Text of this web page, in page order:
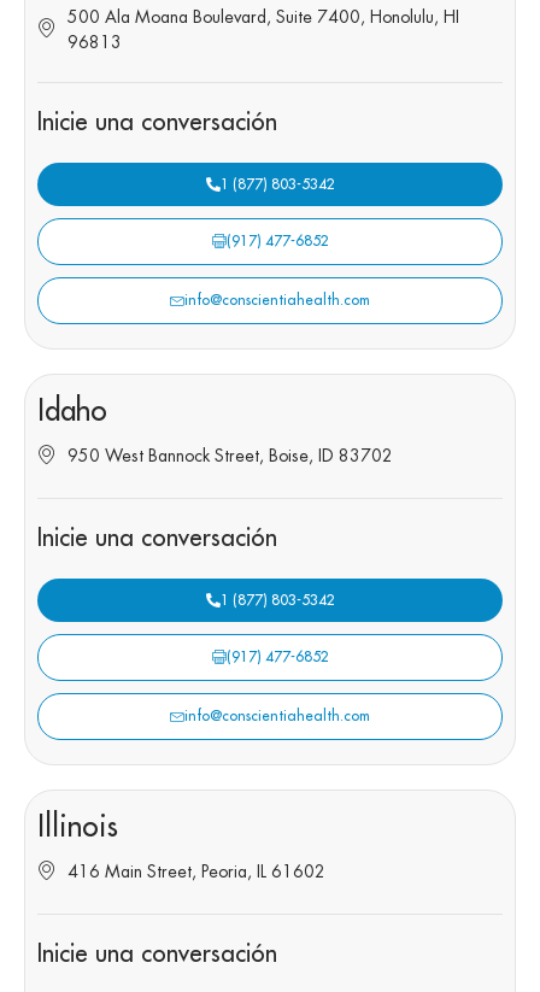
500 Ala Moana Boulevard, Suite 7400, Honolulu, HI
96813
Inicie una conversación
1 (877) 803-5342
(917) 477-6852
info@conscientiahealth.com
Idaho
950 West Bannock Street, Boise, ID 83702
Inicie una conversación
1 (877) 803-5342
(917) 477-6852
info@conscientiahealth.com
Illinois
416 Main Street, Peoria, IL 61602
Inicie una conversación